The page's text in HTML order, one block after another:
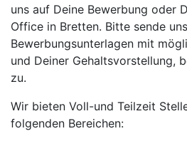
uns auf Deine Bewerbung oder
Office in Bretten. Bitte sende
Bewerbungsunterlagen mit
und Deiner Gehaltsvorstellung,
zu.
Wir bieten Voll-und Teilzeit
folgenden Bereichen: